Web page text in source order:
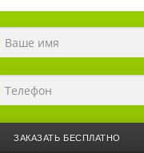
ЗАКАЗАТЬ БЕСПЛАТНО